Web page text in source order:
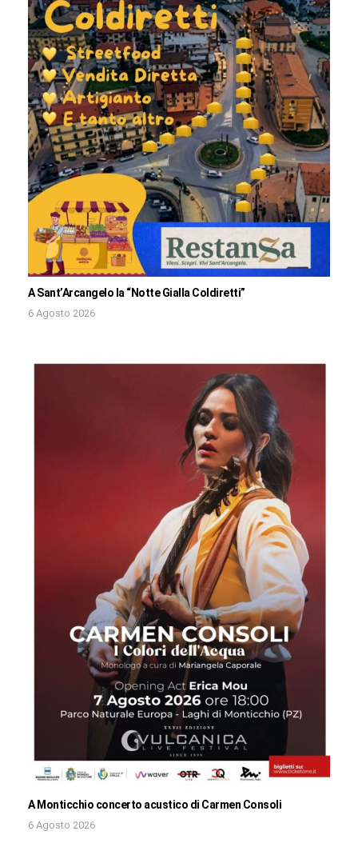
A Sant’Arcangelo la “Notte Gialla Coldiretti”
6 Agosto 2026
A Monticchio concerto acustico di Carmen Consoli
6 Agosto 2026